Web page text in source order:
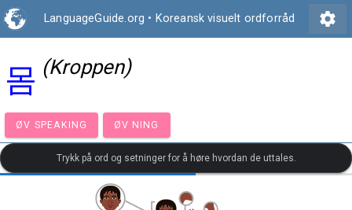
LanguageGuide.org • Koreansk visuelt ordforråd settings
몸 (Kroppen)
ØV SPEAKING ØV NING
Trykk på ord og setninger for å høre hvordan de uttales.